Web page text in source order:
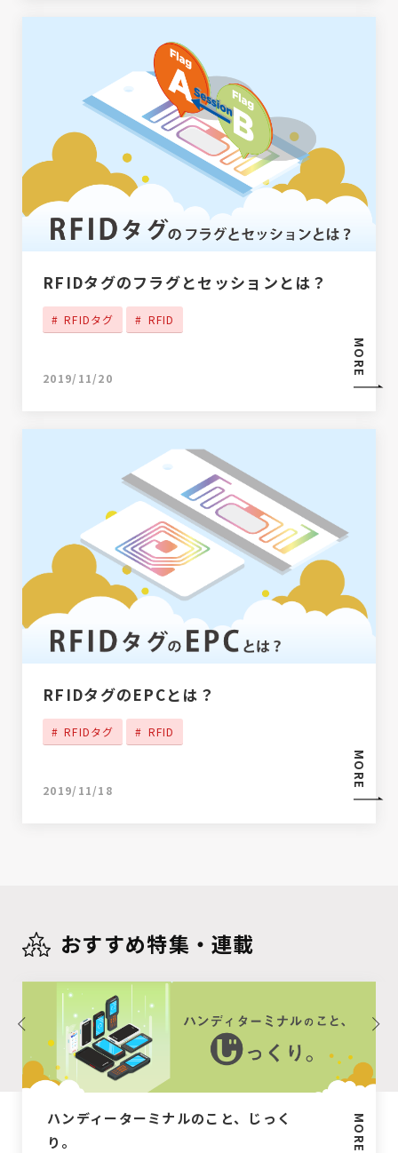
MORE
RFIDタグのフラグとセッションとは？
RFIDタグ RFID
2019/11/20
MORE
RFIDタグのEPCとは？
RFIDタグ RFID
2019/11/18
おすすめ特集・連載
MORE
ハンディーターミナルのこと、じっく
り。